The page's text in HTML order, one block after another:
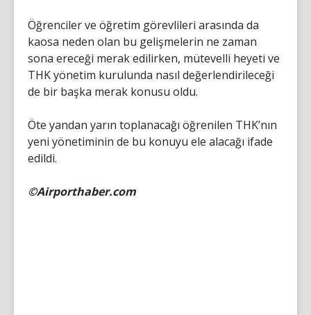
Öğrenciler ve öğretim görevlileri arasında da
kaosa neden olan bu gelişmelerin ne zaman
sona ereceği merak edilirken, mütevelli heyeti ve
THK yönetim kurulunda nasıl değerlendirileceği
de bir başka merak konusu oldu.
Öte yandan yarın toplanacağı öğrenilen THK’nın
yeni yönetiminin de bu konuyu ele alacağı ifade
edildi.
©Airporthaber.com